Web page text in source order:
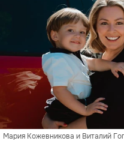
Мария Кожевникова и Виталий